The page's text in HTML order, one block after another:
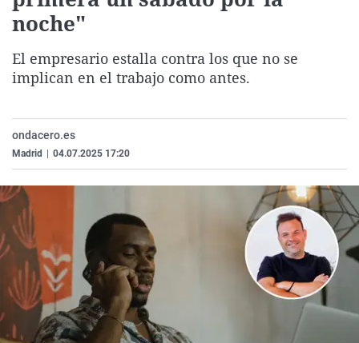
Como el perro y el
Equipo de
La Rioja
Elecciones
noche"
El empresario estalla contra los que no se
implican en el trabajo como antes.
ondacero.es
Madrid 04.07.2025 17:20